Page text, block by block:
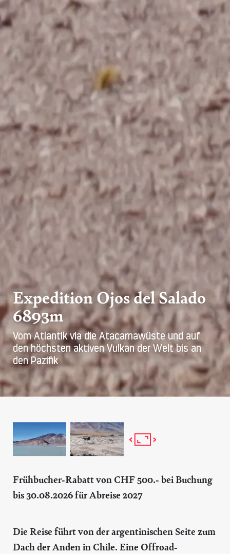
Expedition Ojos del Salado
6893m
Vom Atlantik via die Atacamawüste und auf
den höchsten aktiven Vulkan der Welt bis an
den Pazifik
Frühbucher-Rabatt von CHF 500.- bei Buchung
bis 30.08.2026 für Abreise 2027
Die Reise führt von der argentinischen Seite zum
Dach der Anden in Chile. Eine Offroad-